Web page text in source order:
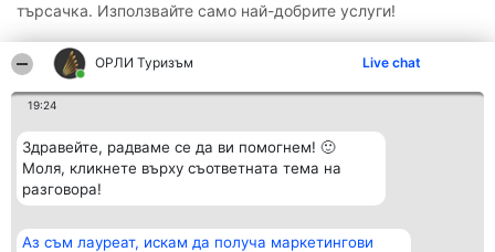
ОРЛИ Туризъм Live chat
19:24
Здравейте, радваме се да ви помогнем! 🙂
Моля, кликнете върху съответната тема на
разговора!
Аз съм лауреат, искам да получа маркетингови
търсачка. Използвайте само най-добрите услуги!
Организатор на
Класация Контакти